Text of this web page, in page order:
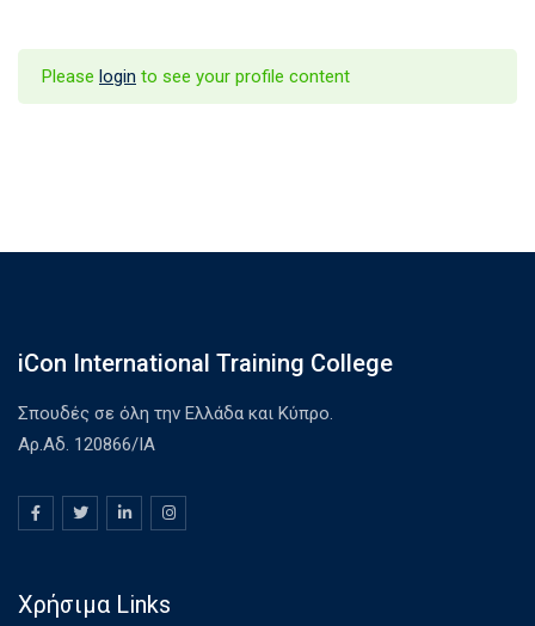
Please login to see your profile content
iCon International Training College
Σπουδές σε όλη την Ελλάδα και Κύπρο.
Αρ.Αδ. 120866/ΙΑ
Χρήσιμα Links